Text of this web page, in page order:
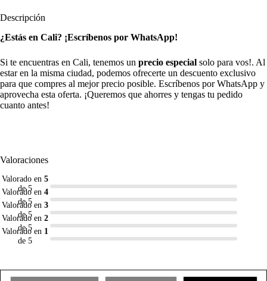
Descripción
¿Estás en Cali? ¡Escríbenos por WhatsApp!
Si te encuentras en Cali, tenemos un precio especial solo para vos!. Al
estar en la misma ciudad, podemos ofrecerte un descuento exclusivo
para que compres al mejor precio posible. Escríbenos por WhatsApp y
aprovecha esta oferta. ¡Queremos que ahorres y tengas tu pedido
cuanto antes!
Valoraciones
Valorado en 5
de 5
Valorado en 4
de 5
Valorado en 3
de 5
Valorado en 2
de 5
Valorado en 1
de 5